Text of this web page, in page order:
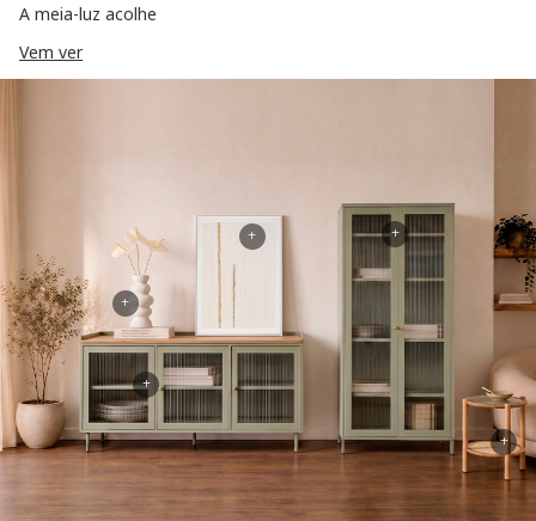
A meia-luz acolhe
Vem ver
+
+
+
+
+